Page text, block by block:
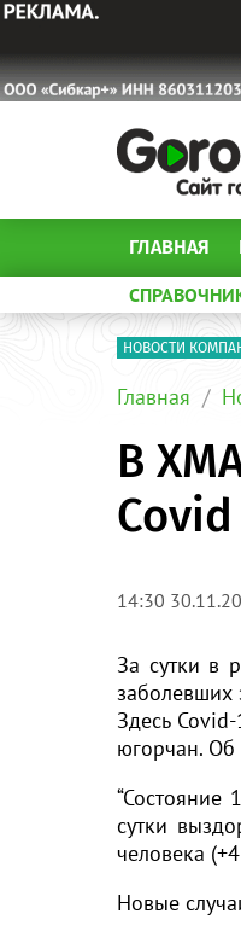
ГЛАВНАЯ
НОВОСТИ
Главная
В
Covid
14:30 30.11.20
За сутки в
заболевших
Здесь
югорчан.
“Состояние
сутки
человека
Новые